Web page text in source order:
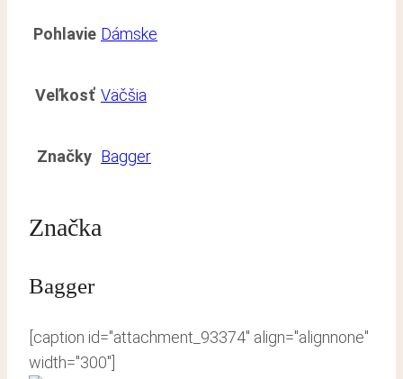
Pohlavie Dámske
Veľkosť Väčšia
Značky Bagger
Značka
Bagger
[caption id="attachment_93374" align="alignnone"
width="300"]